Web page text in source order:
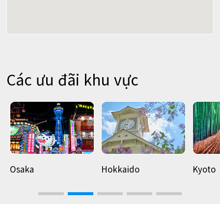
Các ưu đãi khu vực
Osaka Hokkaido Kyoto
4 5